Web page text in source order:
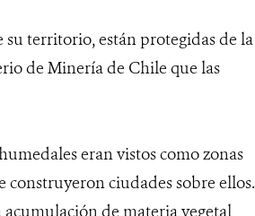
territorio, están protegidas de la
de Minería de Chile que las
eran vistos como zonas
construyeron ciudades sobre ellos.